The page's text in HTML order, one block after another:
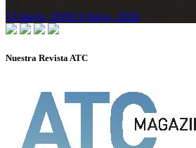
13 mayo, 202613 mayo, 2026
Nuestra Revista ATC